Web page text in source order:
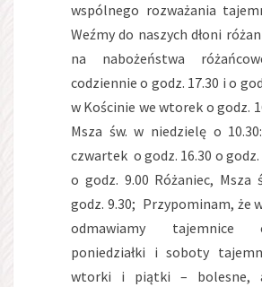
wspólnego rozważania
Weźmy do naszych dłoni
na nabożeństwa
codziennie o godz. 17.30 i o
w Kościnie we wtorek o godz.
Msza św. w niedzielę o
czwartek o godz. 16.30 o
o godz. 9.00 Różaniec, Msza
godz. 9.30; Przypominam, że
odmawiamy tajemnice
poniedziałki i soboty
wtorki i piątki – bolesne,